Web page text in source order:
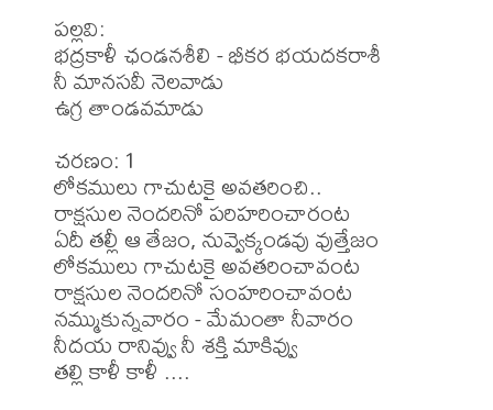
పల్లవి:
భద్రకాళీ ఛండనశీలి - భీకర భయదకరాశీ
నీ మానసవీ నెలవాడు
ఉగ్ర తాండవమాడు
చరణం: 1
లోకములు గాచుటకై అవతరించి..
రాక్షసుల నెందరినో పరిహరించారంట
ఏదీ తల్లీ ఆ తేజం, నువ్వెక్కండవు వుత్తేజం
లోకములు గాచుటకై అవతరించావంట
రాక్షసుల నెందరినో సంహరించావంట
నమ్ముకున్నవారం - మేమంతా నీవారం
నీదయ రానివ్వు నీ శక్తి మాకివ్వు
తల్లి కాళీ కాళీ ....